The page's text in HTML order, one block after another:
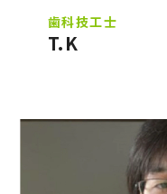
歯科技工士
T.K